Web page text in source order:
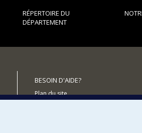
RÉPERTOIRE DU
DÉPARTEMENT
BESOIN D'AIDE?
Plan du site